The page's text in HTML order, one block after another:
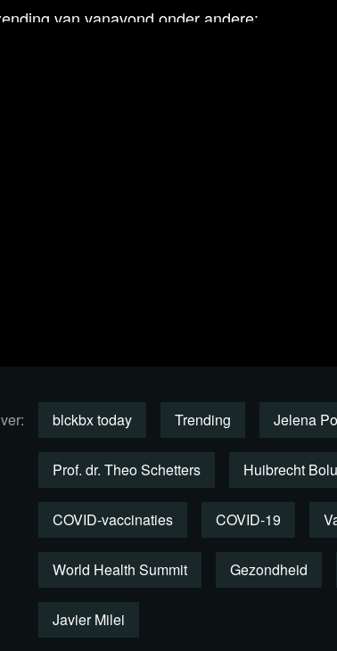
van vanavond onder andere:
blckbx today Trending Jelena
Prof. dr. Theo Schetters Huibrecht
COVID-vaccinaties COVID-19
World Health Summit Gezondheid
Javier Milei